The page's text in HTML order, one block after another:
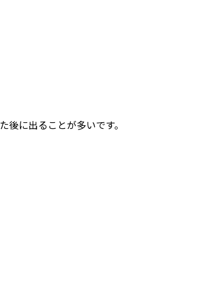
に出ることが多いです。